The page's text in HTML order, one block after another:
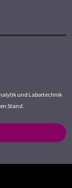
und Labortechnik
Stand.